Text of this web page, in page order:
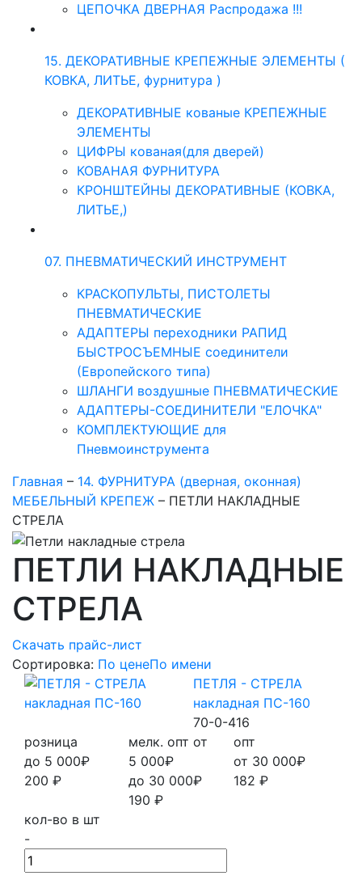
ЦЕПОЧКА ДВЕРНАЯ Распродажа !!!
15. ДЕКОРАТИВНЫЕ КРЕПЕЖНЫЕ ЭЛЕМЕНТЫ (
КОВКА, ЛИТЬЕ, фурнитура )
ДЕКОРАТИВНЫЕ кованые КРЕПЕЖНЫЕ
ЭЛЕМЕНТЫ
ЦИФРЫ кованая(для дверей)
КОВАНАЯ ФУРНИТУРА
КРОНШТЕЙНЫ ДЕКОРАТИВНЫЕ (КОВКА,
ЛИТЬЕ,)
07. ПНЕВМАТИЧЕСКИЙ ИНСТРУМЕНТ
КРАСКОПУЛЬТЫ, ПИСТОЛЕТЫ
ПНЕВМАТИЧЕСКИЕ
АДАПТЕРЫ переходники РАПИД
БЫСТРОСЪЕМНЫЕ соединители
(Европейского типа)
ШЛАНГИ воздушные ПНЕВМАТИЧЕСКИЕ
АДАПТЕРЫ-СОЕДИНИТЕЛИ "ЕЛОЧКА"
КОМПЛЕКТУЮЩИЕ для
Пневмоинструмента
Главная – 14. ФУРНИТУРА (дверная, оконная)
МЕБЕЛЬНЫЙ КРЕПЕЖ – ПЕТЛИ НАКЛАДНЫЕ
СТРЕЛА
ПЕТЛИ НАКЛАДНЫЕ
СТРЕЛА
Скачать прайс-лист
Сортировка: По ценеПо имени
ПЕТЛЯ - СТРЕЛА
накладная ПС-160
70-0-416
розница
до 5 000₽
200 ₽
мелк. опт от
5 000₽
до 30 000₽
190₽
опт
от 30 000₽
182 ₽
кол-во в шт
-